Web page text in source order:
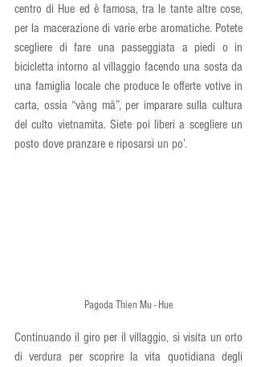
centro di Hue ed è famosa, tra le tante altre cose,
per la macerazione di varie erbe aromatiche. Potete
scegliere di fare una passeggiata a piedi o in
bicicletta intorno al villaggio facendo una sosta da
una famiglia locale che produce le offerte votive in
carta, ossia “vàng mã”, per imparare sulla cultura
del culto vietnamita. Siete poi liberi a scegliere un
posto dove pranzare e riposarsi un po’.
Pagoda Thien Mu - Hue
Continuando il giro per il villaggio, si visita un orto
di verdura per scoprire la vita quotidiana degli